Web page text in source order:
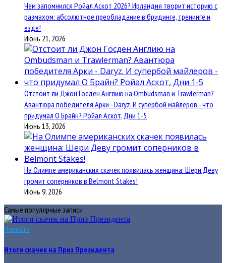
Чем запомнился Ройал Аскот 2026? Ирландия творит историю с
размахом: абсолютное преобладание в бридинге, тренинге и
езде!
Июнь 21, 2026
Отстоит ли Джон Госден Англию на Ombudsman и Trawlerman?
Авантюра победителя Арки - Daryz. И супербой майлеров - что
придумал О Брайн? Ройал Аскот, Дни 1-5
Июнь 13, 2026
На Олимпе американских скачек появилась женщина: Шери Деву
громит соперников в Belmont Stakes!
Июнь 9, 2026
Самые популярные записи
Новости
Итоги скачек на Приз Президента